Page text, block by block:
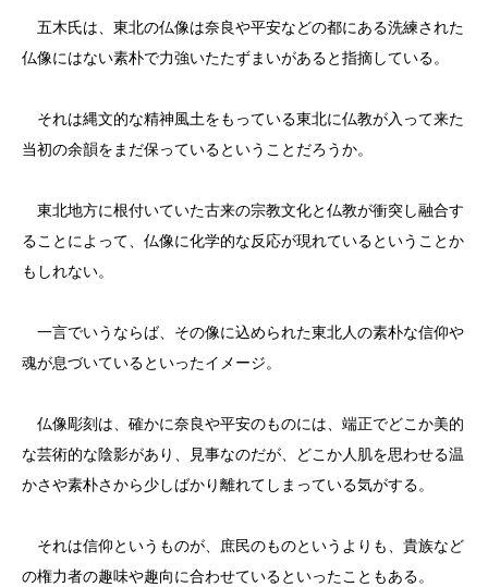
五木氏は、東北の仏像は奈良や平安などの都にある洗練された
仏像にはない素朴で力強いたたずまいがあると指摘している。
それは縄文的な精神風土をもっている東北に仏教が入って来た
当初の余韻をまだ保っているということだろうか。
東北地方に根付いていた古来の宗教文化と仏教が衝突し融合す
ることによって、仏像に化学的な反応が現れているということか
もしれない。
一言でいうならば、その像に込められた東北人の素朴な信仰や
魂が息づいているといったイメージ。
仏像彫刻は、確かに奈良や平安のものには、端正でどこか美的
な芸術的な陰影があり、見事なのだが、どこか人肌を思わせる温
かさや素朴さから少しばかり離れてしまっている気がする。
それは信仰というものが、庶民のものというよりも、貴族など
の権力者の趣味や趣向に合わせているといったこともある。